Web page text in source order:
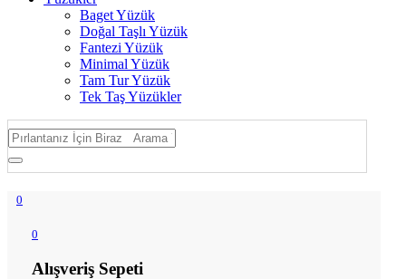
Baget Yüzük
Doğal Taşlı Yüzük
Fantezi Yüzük
Minimal Yüzük
Tam Tur Yüzük
Tek Taş Yüzükler
0
0
Alışveriş Sepeti